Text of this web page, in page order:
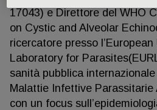
17043) e Direttore del WHO
on Cystic and Alveolar
ricercatore presso
Laboratory for
sanità pubblica
Malattie Infettive
con un focus